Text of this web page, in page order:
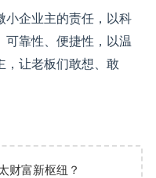
小企业主的责任，以科
可靠性、便捷性，以温
，让老板们敢想、敢
财富新枢纽？